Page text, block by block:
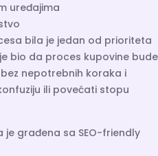
uređajima
bila je jedan od prioriteta
bio da proces kupovine bude
nepotrebnih koraka i
ili povećati stopu
građena sa SEO-friendly